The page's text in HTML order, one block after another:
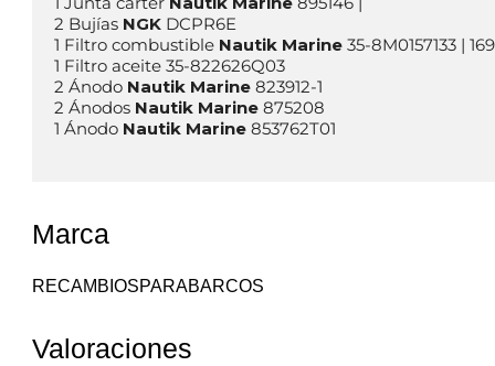
2 Bujías NGK DCPR6E
1 Filtro combustible Nautik Marine 35-8M0157133 |
1 Filtro aceite 35-822626Q03
2 Ánodo Nautik Marine 823912-1
2 Ánodos Nautik Marine 875208
1 Ánodo Nautik Marine 853762T01
Marca
RECAMBIOSPARABARCOS
Valoraciones